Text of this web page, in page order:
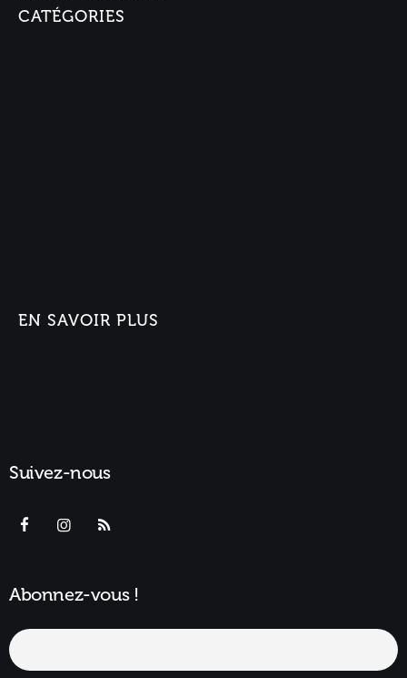
CATÉGORIES
EN SAVOIR PLUS
Suivez-nous
Abonnez-vous !